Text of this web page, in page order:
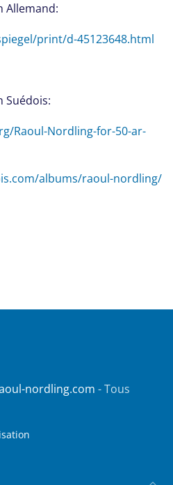
Allemand:
print/d-45123648.html
Suédois:
Raoul-Nordling-for-50-ar-
albums/raoul-nordling/
nordling.com - Tous